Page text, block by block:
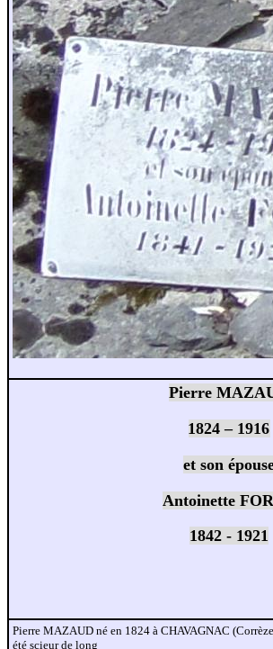
Pierre
1824 – 1916
et son
Antoinette
1842 - 1921
Pierre MAZAUD né en 1824 à CHAVAGNAC
été scieur de long